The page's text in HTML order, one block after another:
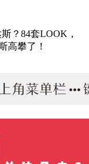
？84套LOOK，
高攀了！